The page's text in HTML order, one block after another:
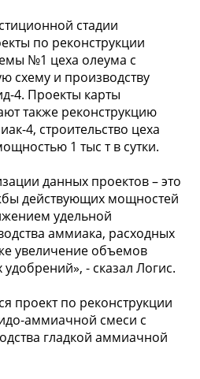
стадии
по реконструкции
№1 цеха олеума с
схему и производству
4. Проекты карты
также реконструкцию
4, строительство цеха
1 тыс т в сутки.
данных проектов – это
действующих мощностей
удельной
аммиака, расходных
увеличение объемов
- сказал Логис.
проект по реконструкции
аммиачной смеси с
гладкой аммиачной